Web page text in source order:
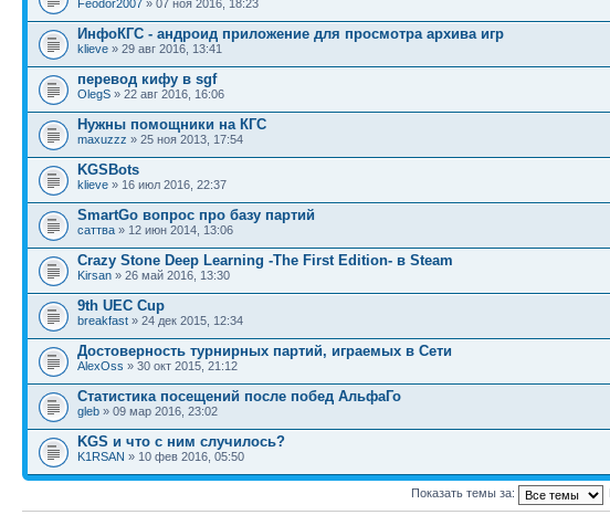
Feodor2007 » 07 ноя 2016, 18:23
ИнфоКГС - андроид приложение для просмотра архива игр
klieve » 29 авг 2016, 13:41
перевод кифу в sgf
OlegS » 22 авг 2016, 16:06
Нужны помощники на КГС
maxuzzz » 25 ноя 2013, 17:54
KGSBots
klieve » 16 июл 2016, 22:37
SmartGo вопрос про базу партий
саттва » 12 июн 2014, 13:06
Crazy Stone Deep Learning -The First Edition- в Steam
Kirsan » 26 май 2016, 13:30
9th UEC Cup
breakfast » 24 дек 2015, 12:34
Достоверность турнирных партий, играемых в Сети
AlexOss » 30 окт 2015, 21:12
Статистика посещений после побед АльфаГо
gleb » 09 мар 2016, 23:02
KGS и что с ним случилось?
K1RSAN » 10 фев 2016, 05:50
Показать темы за: